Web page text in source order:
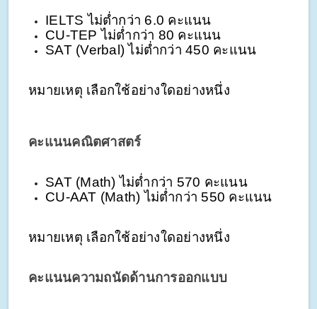
IELTS ไม่ต่ำกว่า 6.0 คะแนน
CU-TEP ไม่ต่ำกว่า 80 คะแนน
SAT (Verbal) ไม่ต่ำกว่า 450 คะแนน
หมายเหตุ เลือกใช้อย่างใดอย่างหนึ่ง
คะแนนคณิตศาสตร์
SAT (Math) ไม่ต่ำกว่า 570 คะแนน
CU-AAT (Math) ไม่ต่ำกว่า 550 คะแนน
หมายเหตุ เลือกใช้อย่างใดอย่างหนึ่ง
คะแนนความถนัดด้านการออกแบบ